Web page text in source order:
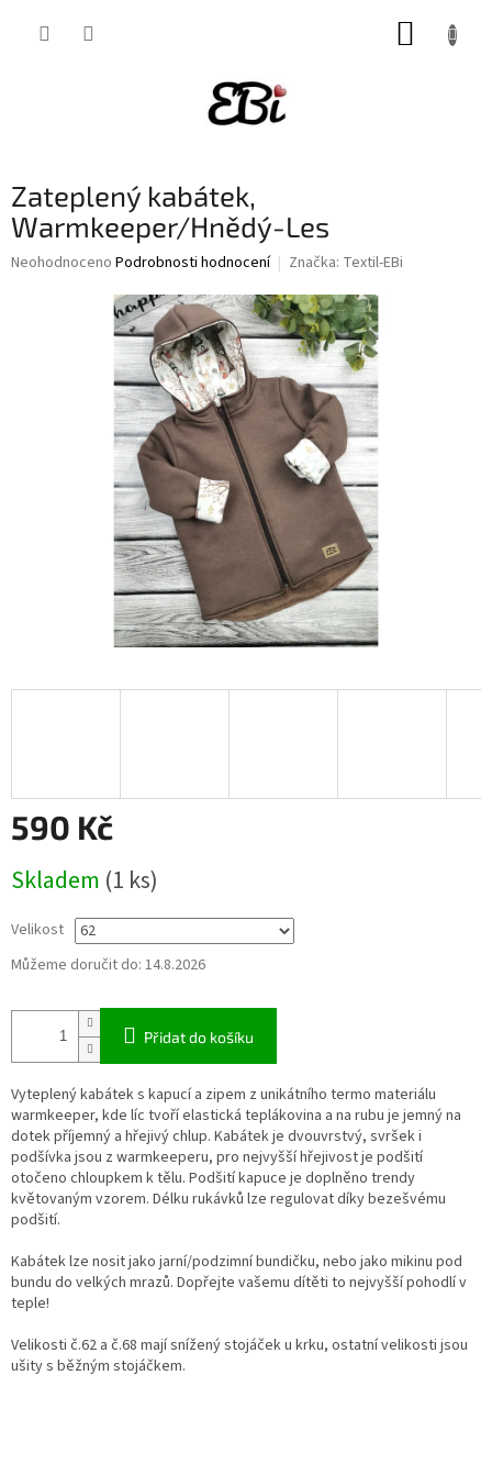
Zateplený kabátek,
Warmkeeper/Hnědý-Les
Průměrné
Neohodnoceno Podrobnosti hodnocení Značka: Textil-EBi
590 Kč
cena:
Skladem (1 ks)
Velikost
Můžeme doručit do: 14.8.2026
Přidat do košíku
Vyteplený kabátek s kapucí a zipem z unikátního termo materiálu
warmkeeper, kde líc tvoří elastická teplákovina a na rubu je jemný na
dotek příjemný a hřejivý chlup. Kabátek je dvouvrstvý, svršek i
podšívka jsou z warmkeeperu, pro nejvyšší hřejivost je podšití
otočeno chloupkem k tělu. Podšití kapuce je doplněno trendy
květovaným vzorem. Délku rukávků lze regulovat díky bezešvému
podšití.
Kabátek lze nosit jako jarní/podzimní bundičku, nebo jako mikinu pod
bundu do velkých mrazů. Dopřejte vašemu dítěti to nejvyšší pohodlí v
teple!
Velikosti č.62 a č.68 mají snížený stojáček u krku, ostatní velikosti jsou
ušity s běžným stojáčkem.